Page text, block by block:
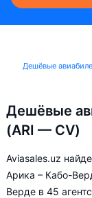
Дешёвые
Дешёвые
(ARI — CV)
Aviasales.uz
Арика – Кабо-
Верде в 45